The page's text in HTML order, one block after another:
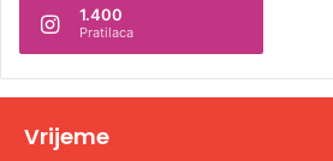
t
v
1.400
Pratilaca
Vrijeme